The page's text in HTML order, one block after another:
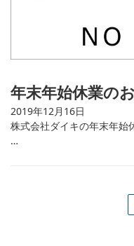
年末年始休業の
2019年12月16日
株式会社ダイキの年末年始
…